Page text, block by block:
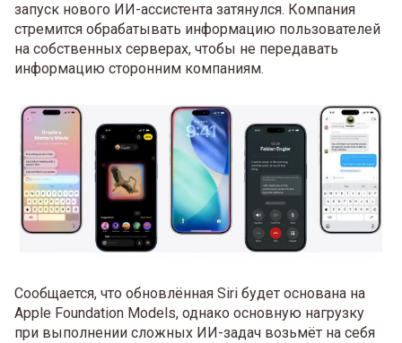
запуск нового ИИ-ассистента затянулся. Компания
стремится обрабатывать информацию пользователей
на собственных серверах, чтобы не передавать
информацию сторонним компаниям.
Сообщается, что обновлённая Siri будет основана на
Apple Foundation Models, однако основную нагрузку
при выполнении сложных ИИ-задач возьмёт на себя